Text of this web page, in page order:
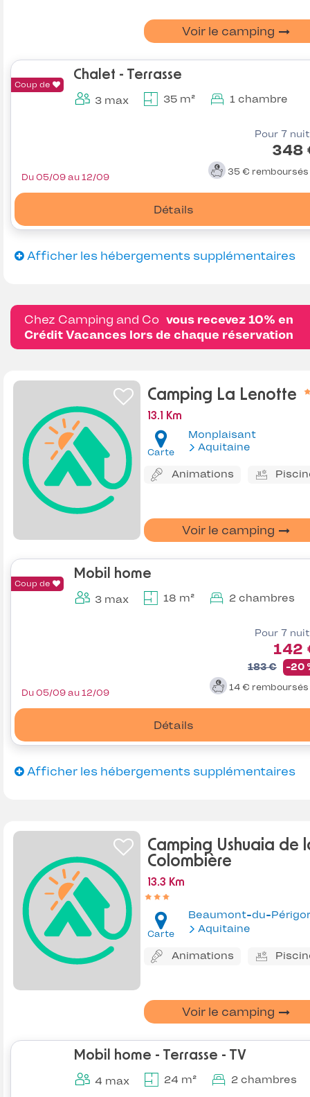
Voir le camping
Coup de
Chalet - Terrasse
3 max 35 m² 1 chambre
Pour 7
348
35 € remboursés
Détails
Du 05/09 au 12/09
Afficher les hébergements supplémentaires
Chez Camping and Co vous recevez 10% en
Crédit Vacances lors de chaque réservation
Camping La Lenotte
13.1 Km
Carte
Monplaisant
Aquitaine
Animations
Voir le camping
Coup de
Mobil home
3 max 18 m² 2 chambres
Pour 7
142
183 € -20
14 € remboursés
Détails
Du 05/09 au 12/09
Afficher les hébergements supplémentaires
Camping Ushuaia de
Colombière
13.3 Km
Carte
Beaumont-du-
Aquitaine
Animations
Voir le camping
Mobil home - Terrasse - TV
4 max 24 m² 2 chambres